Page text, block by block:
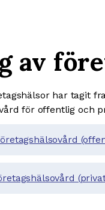
av
har tagit
för offentlig och